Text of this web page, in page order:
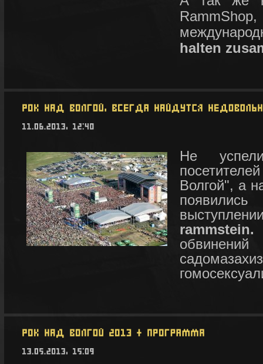
halten
Не
Волгой", а